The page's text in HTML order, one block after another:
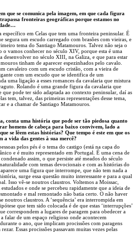
que se comunica pela imagem, em que cada figura
fronteiras geográficas porque estamos no
específico em Celas que tem uma fronteira peninsular. É
segura um escudo carregado com brasões com vieiras, e
tema do Santiago Matamouros. Talvez não seja o
o vamos conhecer no século XIV, porque esta é uma
desenvolver no século XIII, na Galiza, e que para estar
tinham de aparecer espezinhados pelo cavalo.
cavaleiro com um escudo cristão, com a vieira de
com um escudo que se identifica de um
uma ligação a esses romances da cavalaria que mistura
Rolando é uma grande figura da cavalaria que
que pode ter sido adaptada ao contexto peninsular, daí as
tem, talvez, das primeiras representações desse tema,
e a chamar de Santiago Matamouros.
conta uma história que pode ser tão piedosa quanto
homens de cabeça para baixo convivem, lado a
se lêem estas histórias? Que tempo é este em que os
a vida das gentes à sua mercê?
pelos pés é o tema do castigo (está na capa do
e é muito representado em Portugal. É uma cena de
assim, o que persiste até meados do século
com temas devocionais e com as histórias do
uma figura que interrompe, que não tem nada a
surge essa questão muito interessante e para a qual
Isso vê-se noutros claustros. Voltemos a Moissac,
e onde se percebeu rapidamente que a ideia de
e mal remontado não batia certo. O não haver
noutros claustros. A ‘sequência’ era interrompida em
que tem sido colocada é de que estas ‘interrupções’
correspondem a lugares de paragem para obedecer a
falar de um espaço religioso onde acontecem
o ano, que implicam procissões com paragens
Essas procissões passavam muitas vezes pelas